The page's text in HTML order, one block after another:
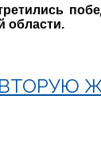
области.